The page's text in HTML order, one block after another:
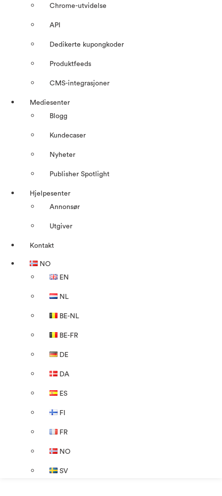
Chrome-utvidelse
API
Dedikerte kupongkoder
Produktfeeds
CMS-integrasjoner
Mediesenter
Blogg
Kundecaser
Nyheter
Publisher Spotlight
Hjelpesenter
Annonsør
Utgiver
Kontakt
NO
EN
NL
BE-NL
BE-FR
DE
DA
ES
FI
FR
NO
SV